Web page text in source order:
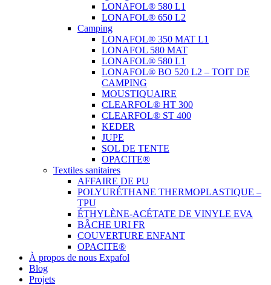
LONAFOL® 580 L1
LONAFOL® 650 L2
Camping
LONAFOL® 350 MAT L1
LONAFOL 580 MAT
LONAFOL® 580 L1
LONAFOL® BO 520 L2 – TOIT DE
CAMPING
MOUSTIQUAIRE
CLEARFOL® HT 300
CLEARFOL® ST 400
KEDER
JUPE
SOL DE TENTE
OPACITE®
Textiles sanitaires
AFFAIRE DE PU
POLYURÉTHANE THERMOPLASTIQUE –
TPU
ÉTHYLÈNE-ACÉTATE DE VINYLE EVA
BÂCHE URI FR
COUVERTURE ENFANT
OPACITE®
À propos de nous Expafol
Blog
Projets